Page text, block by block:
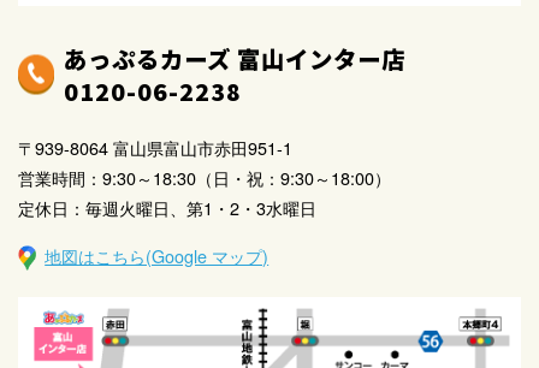
あっぷるカーズ 富山インター店
0120-06-2238
〒939-8064 富山県富山市赤田951-1
営業時間：9:30～18:30（日・祝：9:30～18:00）
定休日：毎週火曜日、第1・2・3水曜日
地図はこちら(Google マップ)